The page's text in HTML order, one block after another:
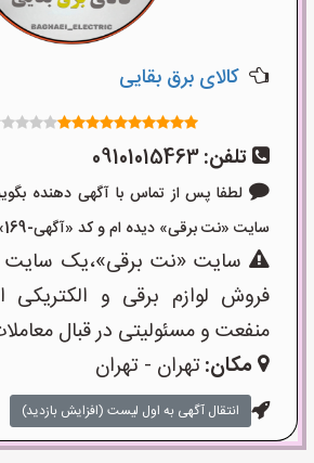
کالای برق بقایی
تلفن:09101015463
لطفا پس از تماس با آگهی دهنده
سایت «نت برقی» دیده ام و کد «آگهی-169» را اعلام کنید»
سایت «نت برقی»،یک سایت
فروش لوازم برقی و
منفعت و مسئولیتی در قبال
مکان:تهران - تهران
انتقال آگهی به اول لیست (افزایش بازدید)